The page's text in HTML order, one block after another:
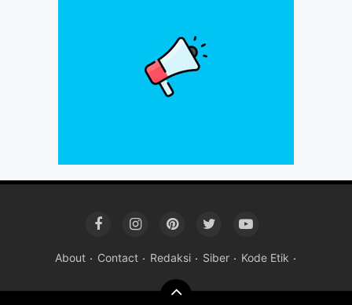
About Contact Redaksi Siber Kode Etik